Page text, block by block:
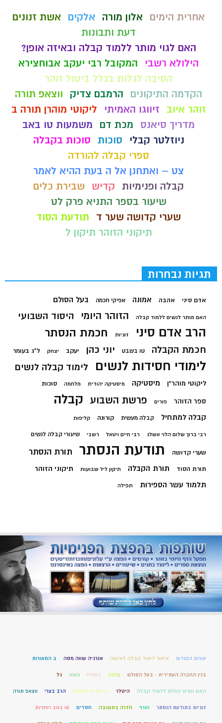
אחרית הימים אלון מורה אלקים
אשת זנונים
דעת ותבונות
האם לגוי מותר ללמוד קבלה ובאיזה אופן?
הילולא רשבי
המקובל רבי יעקב אבוחצירא
הסיבה לגלות בגלל ביטול זוהר
הקדמה התיקונים
הרמבם צדיק
ווצאפ תורה
זוהר איוב
זיווגו האמיתי
ליקוטי מוהרן תורה ב
מדריך סיאנס
מכת דם
משמעות טו באב
ניוזלטר קבלי
סוכות סוכות בקבלה
ספרי קבלה להורדה
צט – ואתחנן אל ה בעת ההיא לאמר
קבלה ופנימיות קדיש
שבירת כלים
שיעור בספר התניא פרק לט
שערי קדושה שער ד
תודעת הסוד
תיקוני הזוהר תיקון ל
תגיות נבחרות
אדם סיני אהבה אמונה אפיקי חכמה בעל הסולם
האם מותר לנשים ללמוד קבלה הזוהר היומי היסוד השבועי
הרב אדם סיני זוגיות חכמת הנסתר
חכמת הקבלה טו בשבט יוני כהן יעקב יצחק ל"ג בעומר
לימודי חסידות לנשים לימוד קבלה לנשים
ליקוטי מוהר"ן מיסטיקה מיסטיקה יהודית מלחמה סוכות
ספר הזוהר פורים פרשת השבוע קבלה
קבלה למתחיל קבלה מעשית קורונה קליפות
רבי ברוך שלום הלוי אשלג רבי חיים ויטאל רשבי שיעורי קבלה לנשים
שערי קדושה תודעת הנסתר תורת הנסתר
תורת הסוד תורת הקבלה תיקון ליל שבועות תיקוני הזוהר
תלמוד עשר הספירות תפילה
אורות הקודש איסור לימוד קבלה לאישה אנרגיה שווה מסה ב המאורות
בנין החברה העתידית - בעל הסולם ברכה בשלח גאוה גל
האם נשים יכולות ללמוד קבלה היטלר הר הבית תמונות הרב בצרי ווצאפ תורה
זוגיות בתודעת הנסתר חורף חזרה בתשובה חסדים טו באב רוחניות